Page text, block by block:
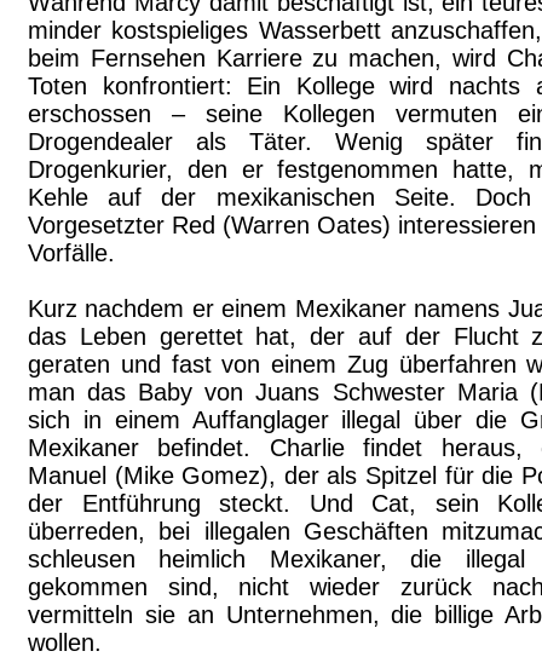
minder kostspieliges Wasserbett
beim Fernsehen Karriere zu machen, wird
Toten konfrontiert: Ein Kollege wird nachts
erschossen – seine Kollegen vermuten
Drogendealer als Täter. Wenig später
Drogenkurier, den er festgenommen hatte,
Kehle auf der mexikanischen Seite.
Vorgesetzter Red (Warren Oates)
Vorfälle.
Kurz nachdem er einem Mexikaner namens
das Leben gerettet hat, der auf der Flucht
geraten und fast von einem Zug überfahren
man das Baby von Juans Schwester Maria
sich in einem Auffanglager illegal über die
Mexikaner befindet. Charlie findet heraus,
Manuel (Mike Gomez), der als Spitzel für die
der Entführung steckt. Und Cat, sein
überreden, bei illegalen Geschäften
schleusen heimlich Mexikaner, die
gekommen sind, nicht wieder zurück
vermitteln sie an Unternehmen, die billige
wollen.